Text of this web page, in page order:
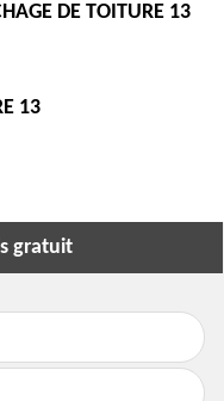
DE TOITURE 13
13
gratuit